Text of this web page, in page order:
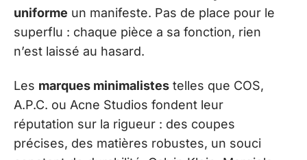
uniforme un manifeste. Pas de place pour le
superflu : chaque pièce a sa fonction, rien
n’est laissé au hasard.
Les marques minimalistes telles que COS,
A.P.C. ou Acne Studios fondent leur
réputation sur la rigueur : des coupes
précises, des matières robustes, un souci